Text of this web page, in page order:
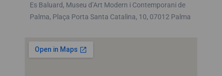
Es Baluard, Museu d’Art Modern i Contemporani de
Palma, Plaça Porta Santa Catalina, 10, 07012 Palma